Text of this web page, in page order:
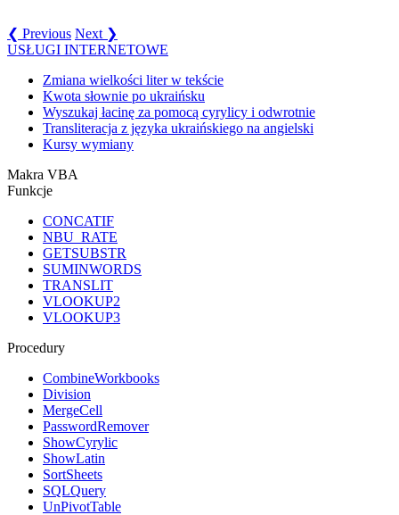
❮ Previous Next ❯
USŁUGI INTERNETOWE
Zmiana wielkości liter w tekście
Kwota słownie po ukraińsku
Wyszukaj łacinę za pomocą cyrylicy i odwrotnie
Transliteracja z języka ukraińskiego na angielski
Kursy wymiany
Makra VBA
Funkcje
CONCATIF
NBU_RATE
GETSUBSTR
SUMINWORDS
TRANSLIT
VLOOKUP2
VLOOKUP3
Procedury
CombineWorkbooks
Division
MergeCell
PasswordRemover
ShowCyrylic
ShowLatin
SortSheets
SQLQuery
UnPivotTable